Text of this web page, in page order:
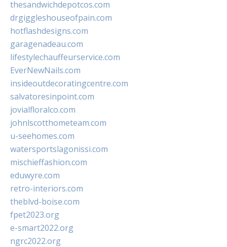
thesandwichdepotcos.com
drgiggleshouseofpain.com
hotflashdesigns.com
garagenadeau.com
lifestylechauffeurservice.com
EverNewNails.com
insideoutdecoratingcentre.com
salvatoresinpoint.com
jovialfloralco.com
johnlscotthometeam.com
u-seehomes.com
watersportslagonissi.com
mischieffashion.com
eduwyre.com
retro-interiors.com
theblvd-boise.com
fpet2023.org
e-smart2022.org
ngrc2022.org